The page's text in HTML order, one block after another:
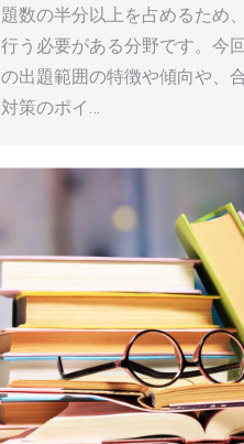
題数の半分以上を占めるため
行う必要がある分野です。今
の出題範囲の特徴や傾向や、
対策のポイ…